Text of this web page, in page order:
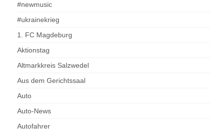
#newmusic
#ukrainekrieg
1. FC Magdeburg
Aktionstag
Altmarkkreis Salzwedel
Aus dem Gerichtssaal
Auto
Auto-News
Autofahrer